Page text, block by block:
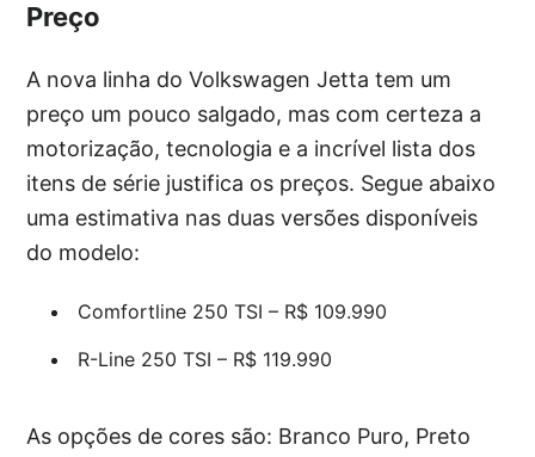
Preço
A nova linha do Volkswagen Jetta tem um
preço um pouco salgado, mas com certeza a
motorização, tecnologia e a incrível lista dos
itens de série justifica os preços. Segue abaixo
uma estimativa nas duas versões disponíveis
do modelo:
Comfortline 250 TSI – R$ 109.990
R-Line 250 TSI – R$ 119.990
As opções de cores são: Branco Puro, Preto